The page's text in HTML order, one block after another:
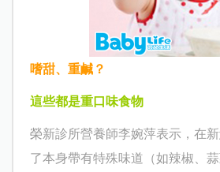
嗜甜、重鹹？
這些都是重口味食物
榮新診所營養師李婉萍表示，在
了本身帶有特殊味道（如辣椒、